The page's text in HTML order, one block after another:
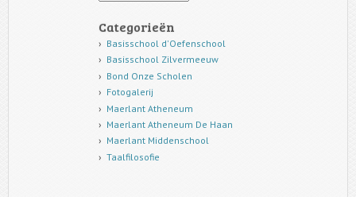
Categorieën
Basisschool d'Oefenschool
Basisschool Zilvermeeuw
Bond Onze Scholen
Fotogalerij
Maerlant Atheneum
Maerlant Atheneum De Haan
Maerlant Middenschool
Taalfilosofie